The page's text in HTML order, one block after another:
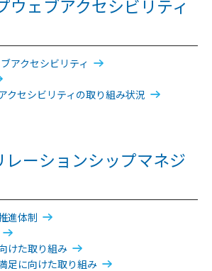
ウェブアクセシビリティ
アクセシビリティ
クセシビリティの取り組み状況
レーションシップマネジ
進体制
けた取り組み
足に向けた取り組み